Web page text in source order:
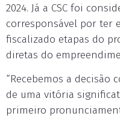
2024. Já a CSC foi
corresponsável por ter
fiscalizado etapas do
diretas do
“Recebemos a decisão
de uma vitória
primeiro